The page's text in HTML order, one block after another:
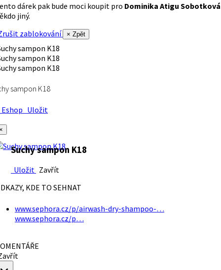
dárek pak bude moci koupit pro Dominika Atigu Sobotková
jiný.
zablokování
× Zpět
sampon K18
Uložit
Suchy sampon K18
Uložit Zavřít
KDE TO SEHNAT
www.sephora.cz/p/airwash-dry-shampoo-…
www.sephora.cz/p…